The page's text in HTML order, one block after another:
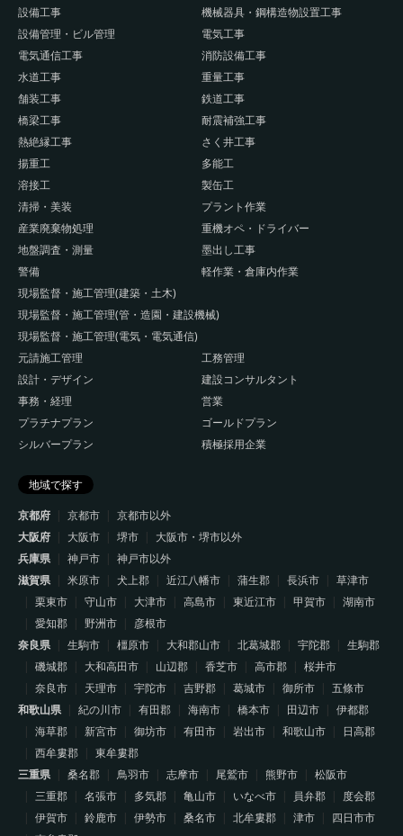
設備工事
機械器具・鋼構造物設置工事
設備管理・ビル管理
電気工事
電気通信工事
消防設備工事
水道工事
重量工事
舗装工事
鉄道工事
橋梁工事
耐震補強工事
熱絶縁工事
さく井工事
揚重工
多能工
溶接工
製缶工
清掃・美装
プラント作業
産業廃棄物処理
重機オペ・ドライバー
地盤調査・測量
墨出し工事
警備
軽作業・倉庫内作業
現場監督・施工管理(建築・土木)
現場監督・施工管理(管・造園・建設機械)
現場監督・施工管理(電気・電気通信)
元請施工管理
工務管理
設計・デザイン
建設コンサルタント
事務・経理
営業
プラチナプラン
ゴールドプラン
シルバープラン
積極採用企業
地域で探す
京都府
京都市
京都市以外
大阪府
大阪市 堺市
大阪市・堺市以外
兵庫県
神戸市
神戸市以外
滋賀県
米原市 犬上郡 近江八幡市 蒲生郡 長浜市
草津市
栗東市
守山市 大津市 高島市 東近江市 甲賀市
湖南市
愛知郡
野洲市
彦根市
奈良県
生駒市 橿原市 大和郡山市 北葛城郡 宇陀郡
生駒郡
磯城郡
大和高田市 山辺郡 香芝市 高市郡
桜井市
奈良市
天理市 宇陀市 吉野郡 葛城市 御所市
五條市
和歌山県
紀の川市 有田郡 海南市 橋本市 田辺市
伊都郡
海草郡
新宮市 御坊市 有田市 岩出市 和歌山市
日高郡
西牟婁郡
東牟婁郡
三重県
桑名郡 鳥羽市 志摩市 尾鷲市 熊野市
松阪市
三重郡
名張市 多気郡 亀山市 いなべ市 員弁郡
度会郡
伊賀市
鈴鹿市 伊勢市 桑名市 北牟婁郡 津市
四日市市